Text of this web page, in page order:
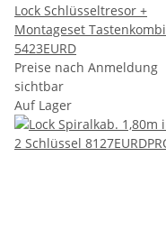
Lock Schlüsseltresor +
Montageset Tastenkombi
5423EURD
Preise nach Anmeldung
sichtbar
Auf Lager